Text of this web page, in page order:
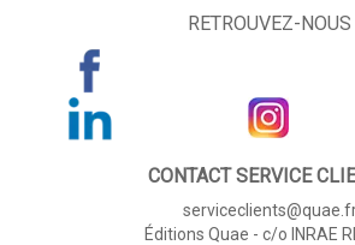
RETROUVEZ-NOUS
CONTACT SERVICE
Éditions Quae - c/o INRAE